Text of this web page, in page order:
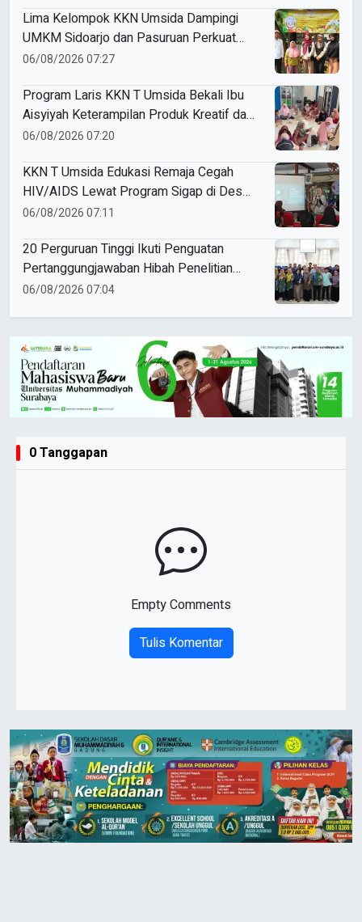
Lima Kelompok KKN Umsida Dampingi
UMKM Sidoarjo dan Pasuruan Perkuat
Legalitas hingga Pemasaran Digital
06/08/2026 07:27
Program Laris KKN T Umsida Bekali Ibu
Aisyiyah Keterampilan Produk Kreatif dan
Pemasaran Berbasis AI
06/08/2026 07:20
KKN T Umsida Edukasi Remaja Cegah
HIV/AIDS Lewat Program Sigap di Desa
Wirobiting
06/08/2026 07:11
20 Perguruan Tinggi Ikuti Penguatan
Pertanggungjawaban Hibah Penelitian
dan Pengabdian di Umsida
06/08/2026 07:04
0 Tanggapan
Empty Comments
Tulis Komentar